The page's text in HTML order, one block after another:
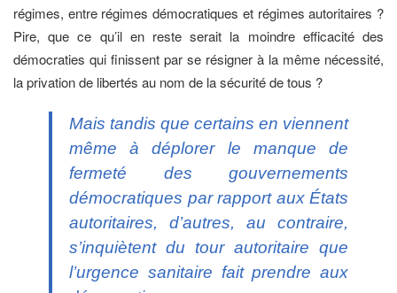
régimes, entre régimes démocratiques et régimes autoritaires ?
Pire, que ce qu’il en reste serait la moindre efficacité des
démocraties qui finissent par se résigner à la même nécessité,
la privation de libertés au nom de la sécurité de tous ?
Mais tandis que certains en viennent
même à déplorer le manque de
fermeté des gouvernements
démocratiques par rapport aux États
autoritaires, d’autres, au contraire,
s’inquiètent du tour autoritaire que
l’urgence sanitaire fait prendre aux